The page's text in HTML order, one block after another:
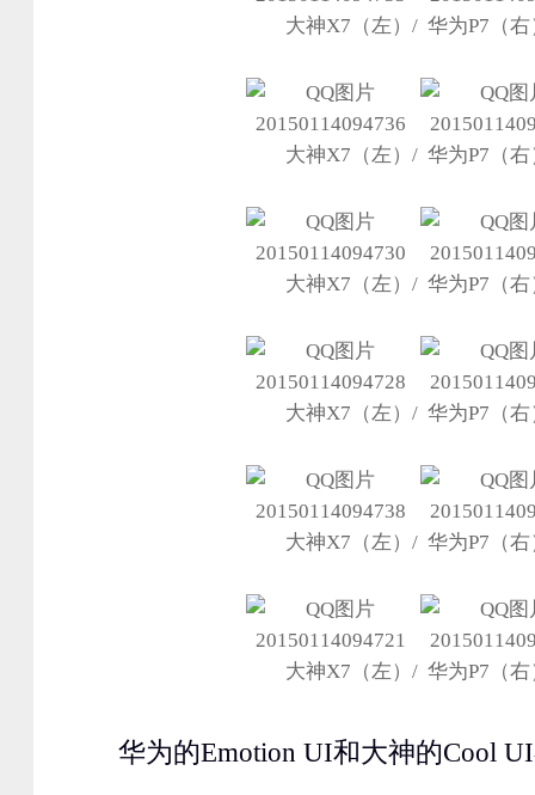
大神X7（左）/ 华为P7（右
大神X7（左）/ 华为P7（右
大神X7（左）/ 华为P7（右
大神X7（左）/ 华为P7（右
大神X7（左）/ 华为P7（右
大神X7（左）/ 华为P7（右
华为的Emotion UI和大神的Cool